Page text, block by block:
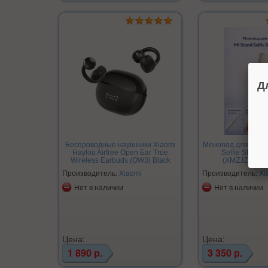
Беспроводные наушники Xiaomi
Haylou Airfree Open Ear True
Wireless Earbuds (OW3) Black
Производитель: Xiaomi
Нет в наличии
Цена:
1 890 р.
Монопод для
Selfie Stick
Производитель:
Нет в наличии
Цена:
3 350 р.